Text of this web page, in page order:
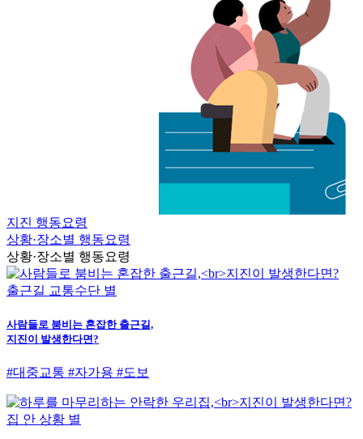
지진 행동요령
상황·장소별 행동요령
상황·장소별 행동요령
출근길 교통수단 별
사람들로 붐비는 혼잡한 출근길,
지진이 발생한다면?
#대중교통 #자가용 #도보
집 안 상황 별